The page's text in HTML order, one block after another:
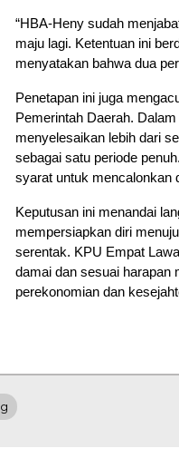
“HBA-Heny sudah
maju lagi. Ketentuan ini
menyatakan bahwa dua
Penetapan ini juga
Pemerintah Daerah.
menyelesaikan lebih dari
sebagai satu periode
syarat untuk mencalonkan
Keputusan ini menandai
mempersiapkan diri
serentak. KPU Empat
damai dan sesuai harapan
perekonomian dan